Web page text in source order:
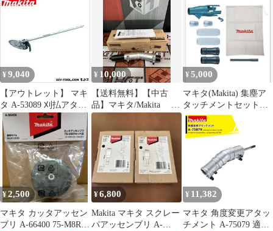
¥ 9,040
【アウトレット】 マキ
タ A-53089 刈払アタッ
チメント 1点
¥ 10,000
【送料無料】【中古
品】マキタ/Makita A-
75079 角度変更アタ
ッチメント【ハンズク
ラフト島根出雲】
¥ 5,000
マキタ(Makita) 集塵ア
タッチメントセット品
196860-7
¥2,500
マキタ カッタアッセン
ブリ A-66400 75-M8Rセ
¥6,800
Makita マキタ スクレー
パアッセンブリ A-
¥ 11,382
マキタ 角度変更アタッ
チメント A-75079 適合